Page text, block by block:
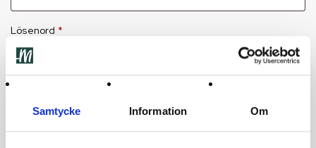
Samtycke Information Om
Lösenord *